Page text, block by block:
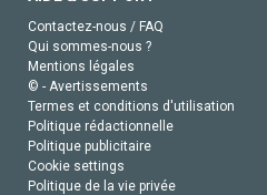
Contactez-nous / FAQ
Qui sommes-nous ?
Mentions légales
© - Avertissements
Termes et conditions d'utilisation
Politique rédactionnelle
Politique publicitaire
Cookie settings
Politique de la vie privée